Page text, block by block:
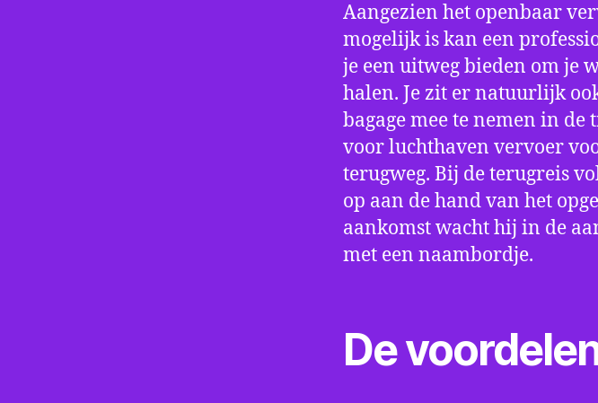
Aangezien het openbaar
mogelijk is kan een
je een uitweg bieden om je
halen. Je zit er natuurlijk
bagage mee te nemen in
voor luchthaven vervoer
terugweg. Bij de terugreis
op aan de hand van het
aankomst wacht hij in de
met een naambordje.
De